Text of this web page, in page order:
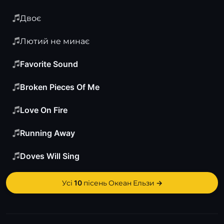
Двоє
Лютий не минає
Favorite Sound
Broken Pieces Of Me
Love On Fire
Running Away
Doves Will Sing
Усі 10 пісень Океан Ельзи →